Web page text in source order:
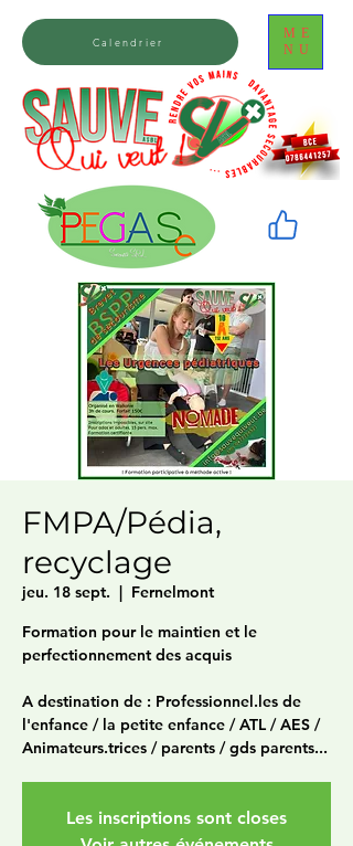
ME
NU
Calendrier
FMPA/Pédia,
recyclage
jeu. 18 sept.
  |
Fernelmont
Formation pour le maintien et le
perfectionnement des acquis
A destination de : Professionnel.les de
l'enfance / la petite enfance / ATL / AES /
Animateurs.trices / parents / gds parents...
Les inscriptions sont closes